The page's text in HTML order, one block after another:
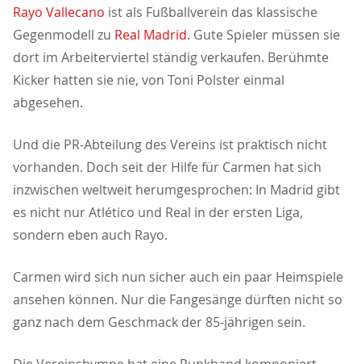
Rayo Vallecano ist als Fußballverein das klassische
Gegenmodell zu Real Madrid. Gute Spieler müssen sie
dort im Arbeiterviertel ständig verkaufen. Berühmte
Kicker hatten sie nie, von Toni Polster einmal
abgesehen.
Und die PR-Abteilung des Vereins ist praktisch nicht
vorhanden. Doch seit der Hilfe für Carmen hat sich
inzwischen weltweit herumgesprochen: In Madrid gibt
es nicht nur Atlético und Real in der ersten Liga,
sondern eben auch Rayo.
Carmen wird sich nun sicher auch ein paar Heimspiele
ansehen können. Nur die Fangesänge dürften nicht so
ganz nach dem Geschmack der 85-jährigen sein.